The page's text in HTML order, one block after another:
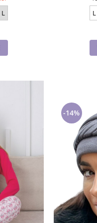
L L
-14%